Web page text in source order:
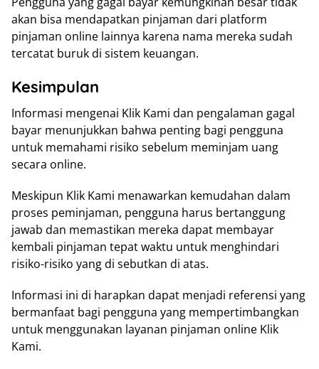
akan bisa mendapatkan pinjaman dari platform
pinjaman online lainnya karena nama mereka sudah
tercatat buruk di sistem keuangan.
Kesimpulan
Informasi mengenai Klik Kami dan pengalaman gagal
bayar menunjukkan bahwa penting bagi pengguna
untuk memahami risiko sebelum meminjam uang
secara online.
Meskipun Klik Kami menawarkan kemudahan dalam
proses peminjaman, pengguna harus bertanggung
jawab dan memastikan mereka dapat membayar
kembali pinjaman tepat waktu untuk menghindari
risiko-risiko yang di sebutkan di atas.
Informasi ini di harapkan dapat menjadi referensi yang
bermanfaat bagi pengguna yang mempertimbangkan
untuk menggunakan layanan pinjaman online Klik
Kami.